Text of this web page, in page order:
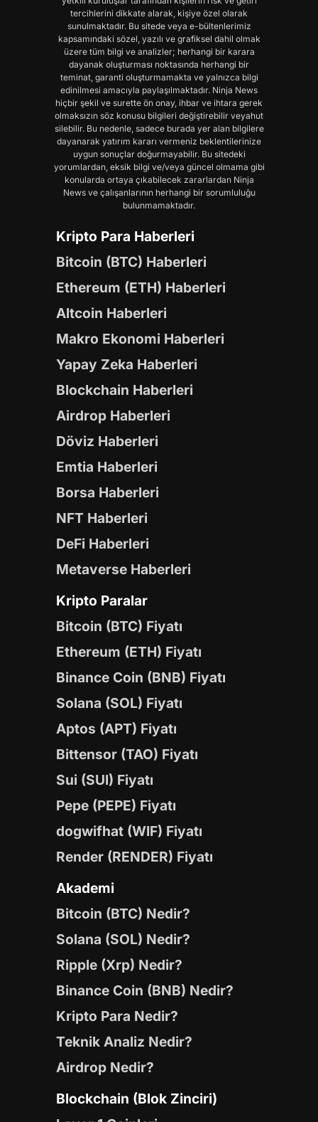
tercihlerini dikkate alarak, kişiye özel olarak
sunulmaktadır. Bu sitede veya e-bültenlerimiz
kapsamındaki sözel, yazılı ve grafiksel dahil olmak
üzere tüm bilgi ve analizler; herhangi bir karara
dayanak oluşturması noktasında herhangi bir
teminat, garanti oluşturmamakta ve yalnızca bilgi
edinilmesi amacıyla paylaşılmaktadır. Ninja News
hiçbir şekil ve surette ön onay, ihbar ve ihtara gerek
olmaksızın söz konusu bilgileri değiştirebilir veyahut
silebilir. Bu nedenle, sadece burada yer alan bilgilere
dayanarak yatırım kararı vermeniz beklentilerinize
uygun sonuçlar doğurmayabilir. Bu sitedeki
yorumlardan, eksik bilgi ve/veya güncel olmama gibi
konularda ortaya çıkabilecek zararlardan Ninja
News ve çalışanlarının herhangi bir sorumluluğu
bulunmamaktadır.
Kripto Para Haberleri
Bitcoin (BTC) Haberleri
Ethereum (ETH) Haberleri
Altcoin Haberleri
Makro Ekonomi Haberleri
Yapay Zeka Haberleri
Blockchain Haberleri
Airdrop Haberleri
Döviz Haberleri
Emtia Haberleri
Borsa Haberleri
NFT Haberleri
DeFi Haberleri
Metaverse Haberleri
Kripto Paralar
Bitcoin (BTC) Fiyatı
Ethereum (ETH) Fiyatı
Binance Coin (BNB) Fiyatı
Solana (SOL) Fiyatı
Aptos (APT) Fiyatı
Bittensor (TAO) Fiyatı
Sui (SUI) Fiyatı
Pepe (PEPE) Fiyatı
dogwifhat (WIF) Fiyatı
Render (RENDER) Fiyatı
Akademi
Bitcoin (BTC) Nedir?
Solana (SOL) Nedir?
Ripple (Xrp) Nedir?
Binance Coin (BNB) Nedir?
Kripto Para Nedir?
Teknik Analiz Nedir?
Airdrop Nedir?
Blockchain (Blok Zinciri)